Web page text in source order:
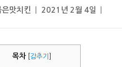
은맛치킨
작
자
2021년 2월 4일
목차 감추기